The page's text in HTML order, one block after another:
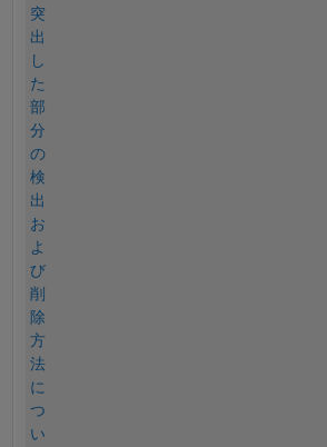
突
出
し
た
部
分
の
検
出
お
よ
び
削
除
方
法
に
つ
い